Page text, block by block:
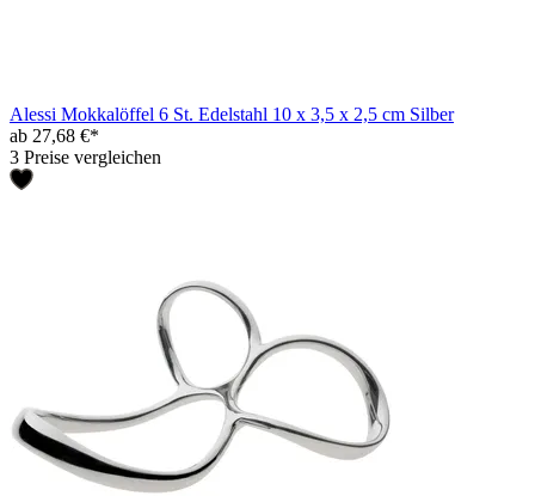
Alessi Mokkalöffel 6 St. Edelstahl 10 x 3,5 x 2,5 cm Silber
ab 27,68 €*
3 Preise vergleichen